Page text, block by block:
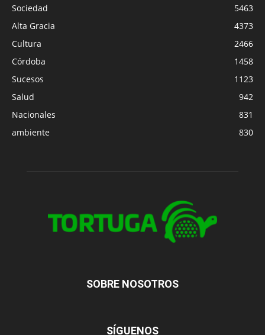
Sociedad
5463
Alta Gracia
4373
Cultura
2466
Córdoba
1458
Sucesos
1123
Salud
942
Nacionales
831
ambiente
830
SOBRE NOSOTROS
SÍGUENOS